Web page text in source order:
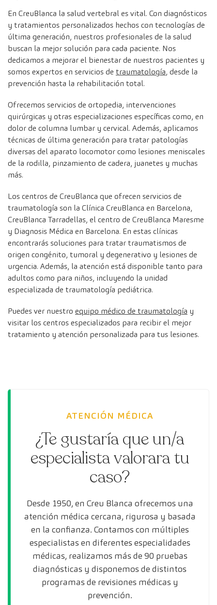
En CreuBlanca la salud vertebral es vital. Con diagnósticos
y tratamientos personalizados hechos con tecnologías de
última generación, nuestros profesionales de la salud
buscan la mejor solución para cada paciente. Nos
dedicamos a mejorar el bienestar de nuestros pacientes y
somos expertos en servicios de traumatología, desde la
prevención hasta la rehabilitación total.
Ofrecemos servicios de ortopedia, intervenciones
quirúrgicas y otras especializaciones específicas como, en
dolor de columna lumbar y cervical. Además, aplicamos
técnicas de última generación para tratar patologías
diversas del aparato locomotor como lesiones meniscales
de la rodilla, pinzamiento de cadera, juanetes y muchas
más.
Los centros de CreuBlanca que ofrecen servicios de
traumatología son la Clínica CreuBlanca en Barcelona,
CreuBlanca Tarradellas, el centro de CreuBlanca Maresme
y Diagnosis Médica​ en Barcelona. En estas clínicas
encontrarás soluciones para tratar traumatismos de
origen congénito, tumoral y degenerativo y lesiones de
urgencia. Además, la atención está disponible tanto para
adultos como para niños, incluyendo la unidad
especializada de traumatología pediátrica​​​​.
Puedes ver nuestro equipo médico de traumatología y
visitar los centros especializados para recibir el mejor
tratamiento y atención personalizada para tus lesiones.
ATENCIÓN MÉDICA
¿Te gustaría que un/a
especialista valorara tu
caso?
Desde 1950, en Creu Blanca ofrecemos una
atención médica cercana, rigurosa y basada
en la confianza. Contamos con múltiples
especialistas en diferentes especialidades
médicas, realizamos más de 90 pruebas
diagnósticas y disponemos de distintos
programas de revisiones médicas y
prevención.